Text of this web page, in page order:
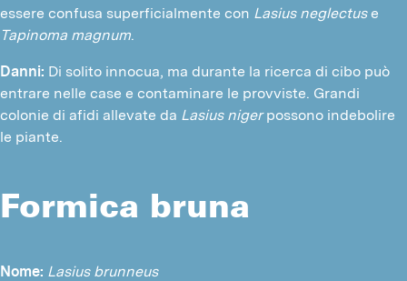
essere confusa superficialmente con Lasius neglectuse
Tapinoma magnum.
Danni: Di solito innocua, ma durante la ricerca di cibo può
entrare nelle case e contaminare le provviste. Grandi
colonie di afidi allevate da Lasius nigerpossono indebolire
le piante.
Formica bruna
Nome: Lasius brunneus